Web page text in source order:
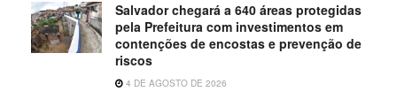
Salvador chegará a 640 áreas protegidas
pela Prefeitura com investimentos em
contenções de encostas e prevenção de
riscos
4 DE AGOSTO DE 2026